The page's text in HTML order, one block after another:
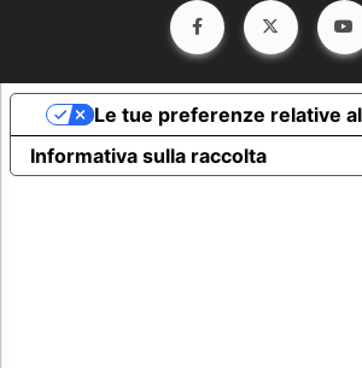
Informativa sulla raccolta
Le tue preferenze relative